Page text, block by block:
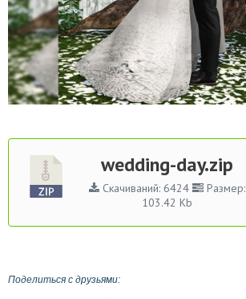
wedding-day.zip
Скачиваний: 6424
Размер:
103.42 Kb
Поделиться с друзьями: